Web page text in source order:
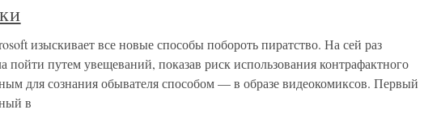
изыскивает все новые способы побороть пиратство. На сей раз
пойти путем увещеваний, показав риск использования контрафактного
для сознания обывателя способом — в образе видеокомиксов. Первый
в